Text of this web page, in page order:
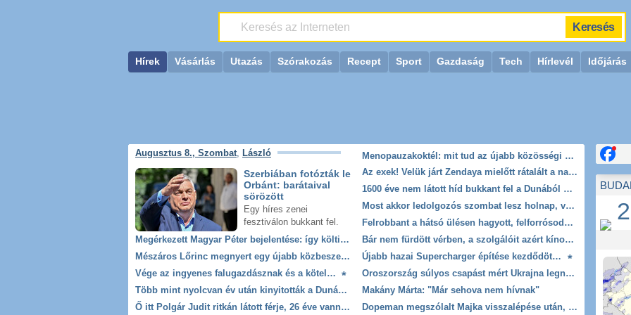
Hírek Vásárlás Utazás Szórakozás Recept Sport Gazdaság Tech Hírlevél Időjárás
Augusztus 8., Szombat, László
Szerbiában fotózták le
Orbánt: barátaival
sörözött
Egy híres zenei
fesztiválon bukkant fel.
Megérkezett Magyar Péter bejelentése: így költik el a 6 ezer milliárd forintnyi uniós pénzt
Mészáros Lőrinc megnyert egy újabb közbeszerzést – Vitézy Dávid kimondta, mi az "igazi botrány"
Vége az ingyenes falugazdásznak és a kötelező tagdíjnak? Öt pont, amivel gyökeresen átalakítható a magyar agrárium
Több mint nyolcvan év után kinyitották a Dunából kihalászott második világháborús motor oldaldobozát
Ő itt Polgár Judit ritkán látott férje, 26 éve vannak egymás mellett jóban-rosszban
Menopauzakoktél: mit tud az újabb közösségi médiás trükk? - Íme a nőgyógyász válasza
Az exek! Velük járt Zendaya mielőtt rátalált a nagy szerelem Tom Holland személyében
1600 éve nem látott híd bukkant fel a Dunából Bulgáriában
Most akkor ledolgozós szombat lesz holnap, vagy sem?
Felrobbant a hátsó ülésen hagyott, felforrósodott powerbank, porig égett egy autó Debrecenben
Bár nem fürdött vérben, a szolgálóit azért kínozta Báthory Erzsébet
Újabb hazai Supercharger építése kezdődött el
Oroszország súlyos csapást mért Ukrajna legnagyobb olajkitermelő vállalatára
Makány Márta: "Már sehova nem hívnak"
Dopeman megszólalt Majka visszalépése után, a pénteki koncert marad